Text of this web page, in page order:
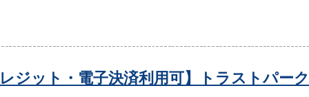
レジット・電子決済利用可】トラストパー